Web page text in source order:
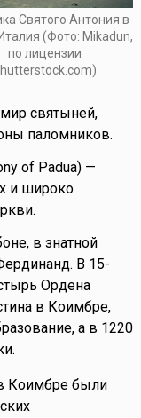
Святого Антония в
(Фото: Mikadun,
по лицензии
святыней,
паломников.
of Padua) —
и широко
в знатной
В 15-
Ордена
в Коимбре,
а в 1220
Коимбре были